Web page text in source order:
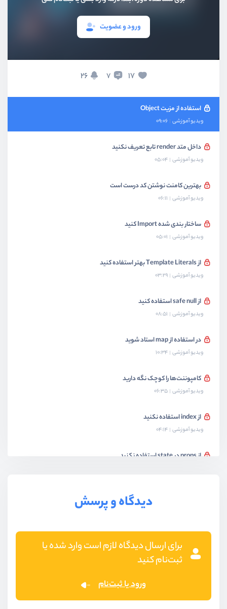
ورود و عضویت
17
7
26
ویدیو آموزشی
استفاده از مزیت Object
ویدیو آموزشی 09:06
داخل متد render تابع تعریف نکنید
ویدیو آموزشی 05:04
بهترین کامنت نوشتن کد درست است
ویدیو آموزشی 06:11
ساختار بندی شده Import کنید
ویدیو آموزشی 05:01
از Template Literals بهتر استفاده کنید
ویدیو آموزشی 03:29
از safe null استفاده کنید
ویدیو آموزشی 08:51
در استفاده از map استاد شوید
ویدیو آموزشی 10:34
کامپوننت‌ها را کوچک نگه دارید
ویدیو آموزشی 06:35
از index استفاده نکنید
ویدیو آموزشی 04:14
از props در state استفاده نکنید
بهینه سازی سرعت و کد
دیدگاه و پرسش
برای ارسال دیدگاه لازم است وارد شده یا
ثبت‌نام کنید
ورود یا ثبت‌نام